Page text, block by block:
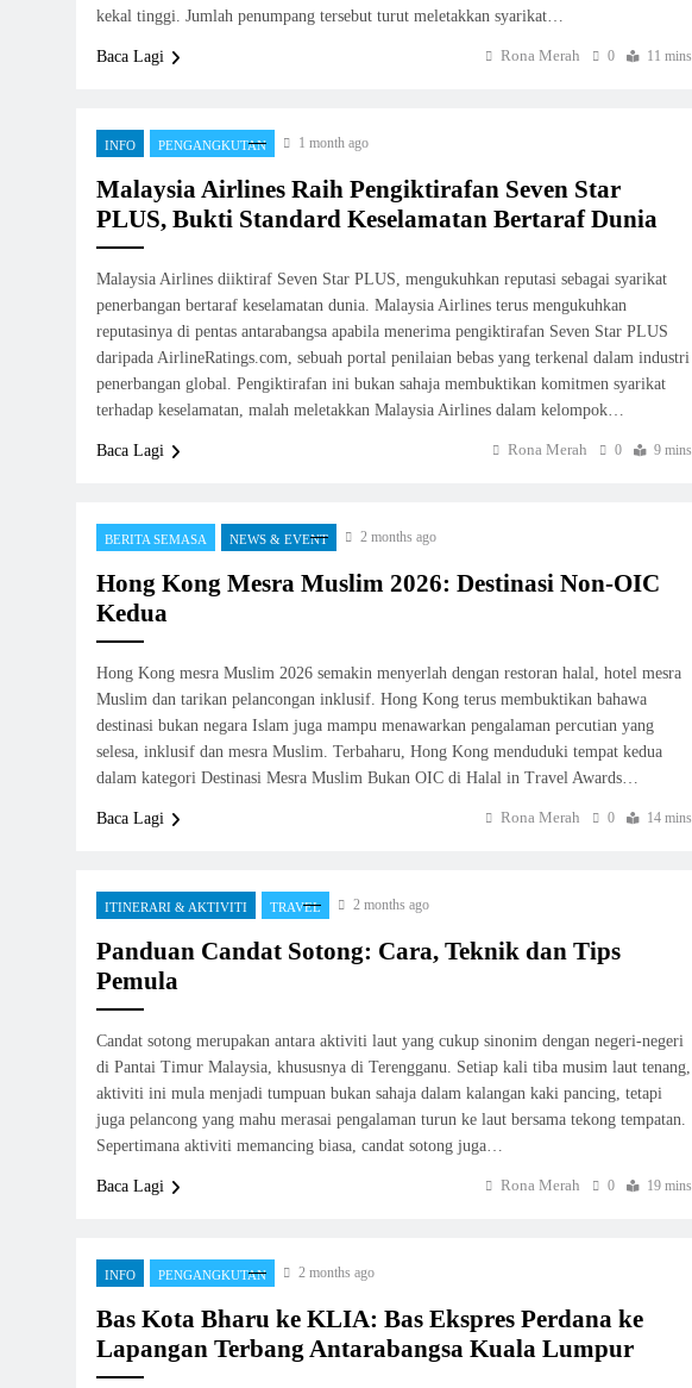
kekal tinggi. Jumlah penumpang tersebut turut meletakkan syarikat…
Baca Lagi Rona Merah 0 11 mins
INFO PENGANGKUTAN 1 month ago
Malaysia Airlines Raih Pengiktirafan Seven Star
PLUS, Bukti Standard Keselamatan Bertaraf Dunia
Malaysia Airlines diiktiraf Seven Star PLUS, mengukuhkan reputasi sebagai syarikat
penerbangan bertaraf keselamatan dunia. Malaysia Airlines terus mengukuhkan
reputasinya di pentas antarabangsa apabila menerima pengiktirafan Seven Star PLUS
daripada AirlineRatings.com, sebuah portal penilaian bebas yang terkenal dalam industri
penerbangan global. Pengiktirafan ini bukan sahaja membuktikan komitmen syarikat
terhadap keselamatan, malah meletakkan Malaysia Airlines dalam kelompok…
Baca Lagi Rona Merah 0 9 mins
BERITA SEMASA NEWS & EVENT 2 months ago
Hong Kong Mesra Muslim 2026: Destinasi Non-OIC
Kedua
Hong Kong mesra Muslim 2026 semakin menyerlah dengan restoran halal, hotel mesra
Muslim dan tarikan pelancongan inklusif. Hong Kong terus membuktikan bahawa
destinasi bukan negara Islam juga mampu menawarkan pengalaman percutian yang
selesa, inklusif dan mesra Muslim. Terbaharu, Hong Kong menduduki tempat kedua
dalam kategori Destinasi Mesra Muslim Bukan OIC di Halal in Travel Awards…
Baca Lagi Rona Merah 0 14 mins
ITINERARI & AKTIVITI TRAVEL 2 months ago
Panduan Candat Sotong: Cara, Teknik dan Tips
Pemula
Candat sotong merupakan antara aktiviti laut yang cukup sinonim dengan negeri-negeri
di Pantai Timur Malaysia, khususnya di Terengganu. Setiap kali tiba musim laut tenang,
aktiviti ini mula menjadi tumpuan bukan sahaja dalam kalangan kaki pancing, tetapi
juga pelancong yang mahu merasai pengalaman turun ke laut bersama tekong tempatan.
Sepertimana aktiviti memancing biasa, candat sotong juga…
Baca Lagi Rona Merah 0 19 mins
INFO PENGANGKUTAN 2 months ago
Bas Kota Bharu ke KLIA: Bas Ekspres Perdana ke
Lapangan Terbang Antarabangsa Kuala Lumpur